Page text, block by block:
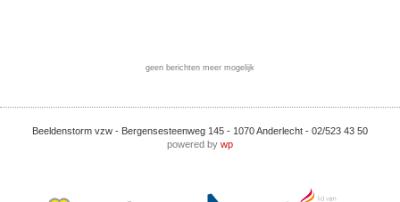
geen berichten meer mogelijk
Beeldenstorm vzw - Bergensesteenweg 145 - 1070 Anderlecht - 02/523 43 50
powered by wp